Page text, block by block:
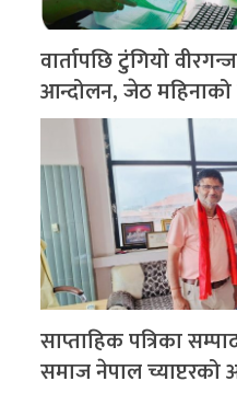
वार्तापछि टुंगियो
आन्दोलन, जेठ
साप्ताहिक पत्रिका
समाज नेपाल च्याप्टरको